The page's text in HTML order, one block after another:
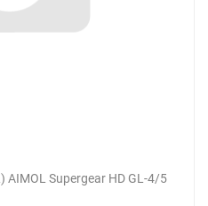
Supergear HD GL-4/5